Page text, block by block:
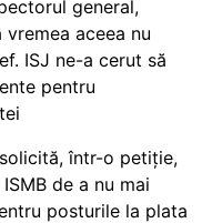
general,
vremea aceea nu
ISJ ne-a cerut să
pentru
într-o petiție,
de a nu mai
posturile la plata